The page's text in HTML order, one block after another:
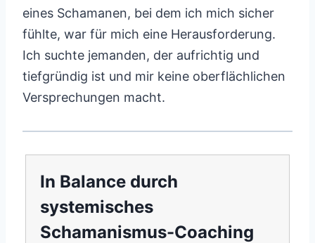
eines Schamanen, bei dem ich mich sicher
fühlte, war für mich eine Herausforderung.
Ich suchte jemanden, der aufrichtig und
tiefgründig ist und mir keine oberflächlichen
Versprechungen macht.
In Balance durch
systemisches
Schamanismus-Coaching